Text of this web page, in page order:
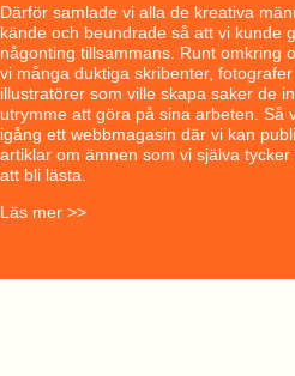
Därför samlade vi alla de kreativa
kände och beundrade så att vi kunde
någonting tillsammans. Runt omkring
vi många duktiga skribenter, fotografer
illustratörer som ville skapa saker de
utrymme att göra på sina arbeten. Så
igång ett webbmagasin där vi kan
artiklar om ämnen som vi själva
att bli lästa.
Läs mer >>